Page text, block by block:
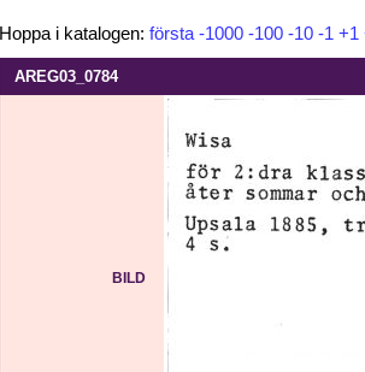
Hoppa i katalogen: första -1000 -100 -10 -1 +1
AREG03_0784
BILD